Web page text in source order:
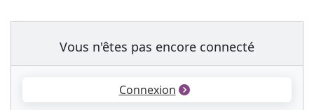
Vous n'êtes pas encore connecté
Connexion